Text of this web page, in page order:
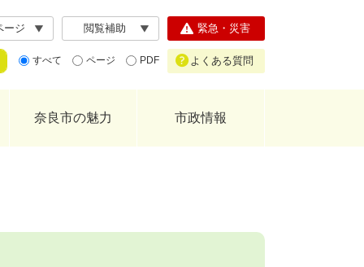
ージ 閲覧補助
すべて ページ PDF
緊急・災害
よくある質問
奈良市の魅力 市政情報